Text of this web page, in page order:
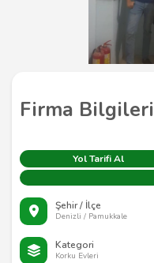
Firma Bilgileri
Yol Tarifi Al
Şehir / İlçe
Denizli / Pamukkale
Kategori
Korku Evleri